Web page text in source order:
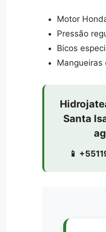
Motor
Pressão
Bicos
Santa
📱